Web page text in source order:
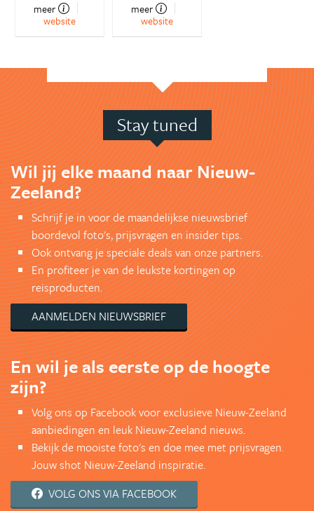
meer
website
meer
website
Stay tuned
Wil jij elke maand naar Nieuw-
Zeeland?
Schrijf je in voor de maandelijkse nieuwsbrief
boordevol foto's, prijsvragen en insider tips.
Ook ontvang je speciale deals van onze partners.
En profiteer je van de leukste kortingen op
reisproducten.
AANMELDEN NIEUWSBRIEF
En wil je als eerste op de hoogte
zijn?
Volg ons op Facebook voor exclusieve Nieuw-Zeeland
aanbiedingen en leuk Nieuw-Zeeland nieuws.
Bekijk de mooiste foto's en doe mee met prijsvragen.
Jouw shot Nieuw-Zeeland inspiratie.
VOLG ONS VIA FACEBOOK